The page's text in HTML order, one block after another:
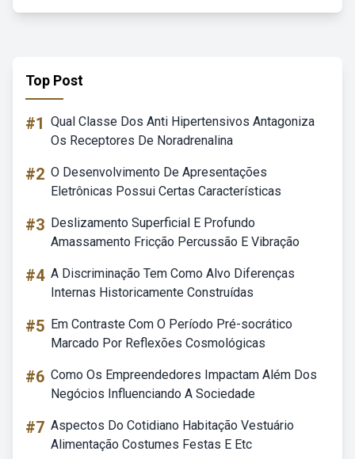
Top Post
#1 Qual Classe Dos Anti Hipertensivos Antagoniza
Os Receptores De Noradrenalina
#2 O Desenvolvimento De Apresentações
Eletrônicas Possui Certas Características
#3 Deslizamento Superficial E Profundo
Amassamento Fricção Percussão E Vibração
#4 A Discriminação Tem Como Alvo Diferenças
Internas Historicamente Construídas
#5 Em Contraste Com O Período Pré-socrático
Marcado Por Reflexões Cosmológicas
#6 Como Os Empreendedores Impactam Além Dos
Negócios Influenciando A Sociedade
#7 Aspectos Do Cotidiano Habitação Vestuário
Alimentação Costumes Festas E Etc